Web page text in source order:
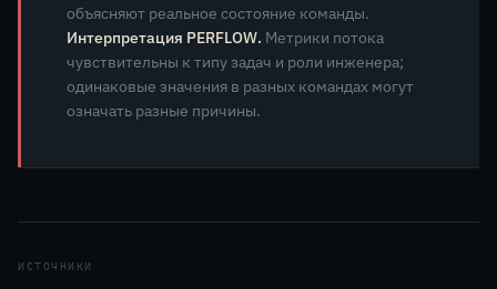
объясняют реальное состояние команды.
Интерпретация PERFLOW. Метрики потока
чувствительны к типу задач и роли инженера;
одинаковые значения в разных командах могут
означать разные причины.
ИСТОЧНИКИ